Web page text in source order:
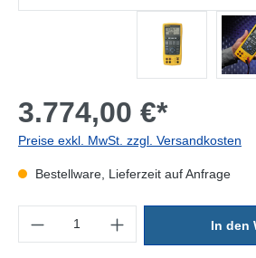
3.774,00 €*
Preise exkl. MwSt. zzgl. Versandkosten
Bestellware, Lieferzeit auf Anfrage
In den